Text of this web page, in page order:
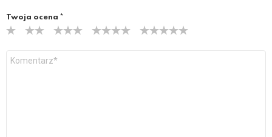
Twoja ocena *
o